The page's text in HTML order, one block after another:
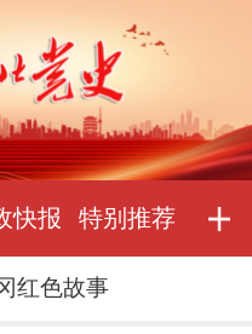
快报 特别推荐
红色故事